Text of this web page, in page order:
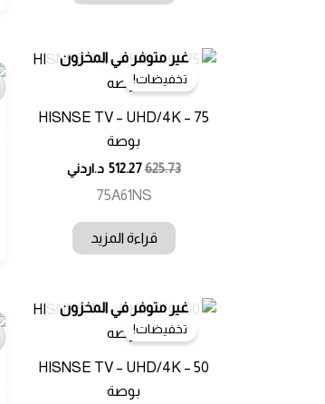
غير متوفر في المخزون
تخفيضات!
HISNSE TV – UHD/4K – 75
بوصة
625.73
512.27 د.اردني
75A61NS
قراءة المزيد
غير متوفر في المخزون
تخفيضات!
HISNSE TV – UHD/4K – 50
بوصة